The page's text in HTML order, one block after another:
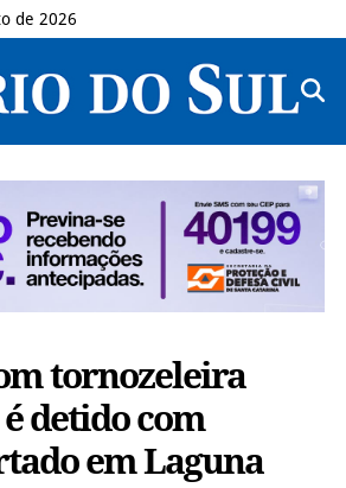
de 2026
tornozeleira
detido com
em Laguna